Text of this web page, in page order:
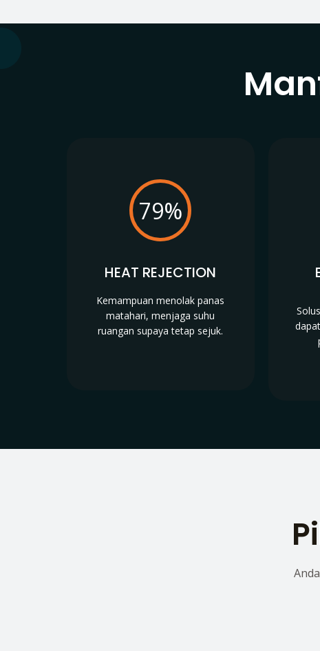
79%
HEAT REJECTION
Kemampuan menolak panas
matahari, menjaga suhu
ruangan supaya tetap sejuk.